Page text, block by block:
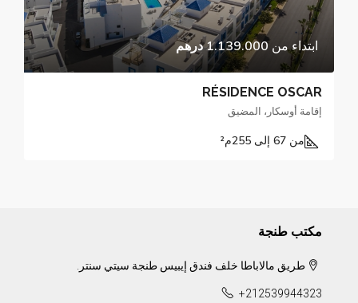
ابتداء من1.139.000 درهم
RÉSIDENCE OSCAR
إقامة أوسكار، المضيق
من 67 إلى 255 م²
مكتب طنجة
طريق مالاباطا خلف فندق إيبيس طنجة سيتي سنتر.
+212539944323